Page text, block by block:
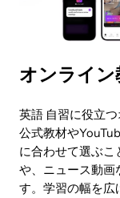
オンライン
英語 自習に役立
公式教材や
に合わせて選ぶ
や、ニュース動画
す。学習の幅を広